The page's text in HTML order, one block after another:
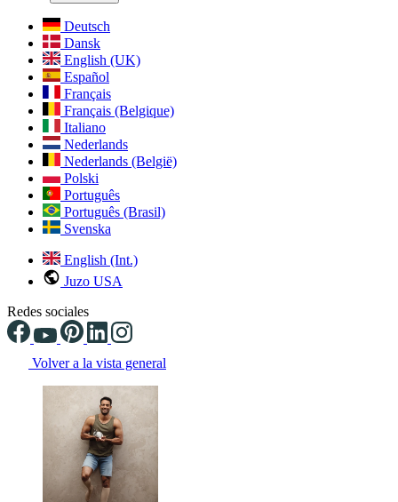
Deutsch
Dansk
English (UK)
Español
Français
Français (Belgique)
Italiano
Nederlands
Nederlands (België)
Polski
Português
Português (Brasil)
Svenska
English (Int.)
Juzo USA
Redes sociales
Volver a la vista general